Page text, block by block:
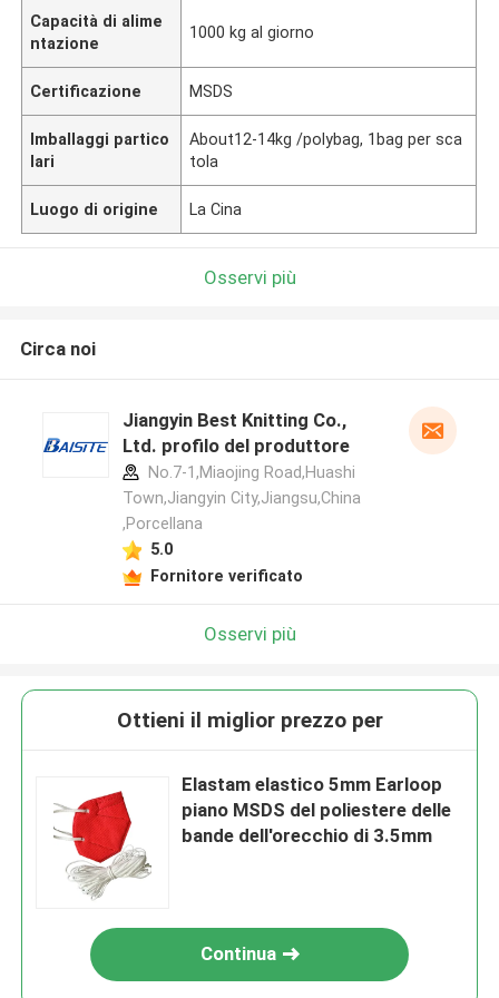
Capacità di alime
ntazione
1000 kg al giorno
Certificazione MSDS
Imballaggi partico
lari
About12-14kg /polybag, 1bag per sca
tola
Luogo di origine La Cina
Osservi più
Circa noi
Jiangyin Best Knitting Co.,
Ltd. profilo del produttore
No.7-1,Miaojing Road,Huashi
Town,Jiangyin City,Jiangsu,China
,Porcellana
5.0
Fornitore verificato
Osservi più
Ottieni il miglior prezzo per
Elastam elastico 5mm Earloop
piano MSDS del poliestere delle
bande dell'orecchio di 3.5mm
Continua